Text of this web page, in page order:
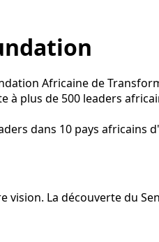
Africaine de
à plus de 500 leaders
dans 10 pays
vision. La découverte du